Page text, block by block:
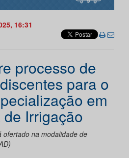
16:31
processo de
para o
em
Irrigação
ofertado na modalidade de